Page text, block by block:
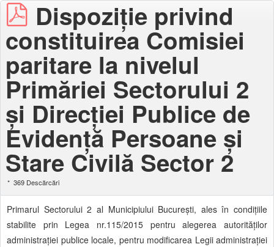
Dispoziție privind
constituirea Comisiei
paritare la nivelul
Primăriei Sectorului 2
și Direcției Publice de
Evidență Persoane și
Stare Civilă Sector 2
369 Descărcări
Primarul Sectorului 2 al Municipiului Bucureşti, ales în condiţiile
stabilite prin Legea nr.115/2015 pentru alegerea autorităţilor
administraţiei publice locale, pentru modificarea Legii administraţiei